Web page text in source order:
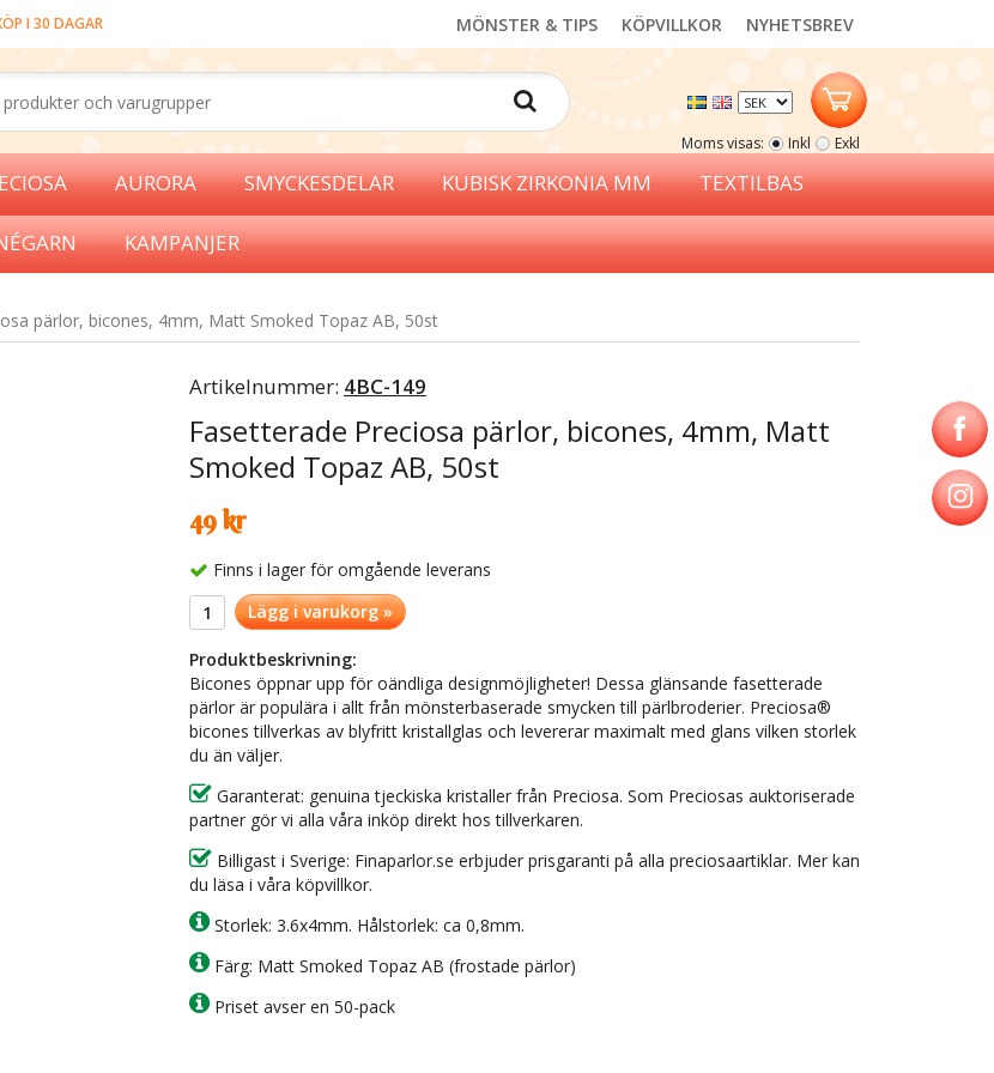
I 30 DAGAR NYHETSBREV
KÖPVILLKOR
MÖNSTER & TIPS
Moms visas: Inkl Exkl
AURORA SMYCKESDELAR KUBISK ZIRKONIA MM TEXTILBAS
KAMPANJER
pärlor, bicones, 4mm, Matt Smoked Topaz AB, 50st
Artikelnummer: 4BC-149
Fasetterade Preciosa pärlor, bicones, 4mm, Matt
Smoked Topaz AB, 50st
49 kr
Finns i lager för omgående leverans
Lägg i varukorg »
Produktbeskrivning:
Bicones öppnar upp för oändliga designmöjligheter! Dessa glänsande fasetterade
pärlor är populära i allt från mönsterbaserade smycken till pärlbroderier. Preciosa®
bicones tillverkas av blyfritt kristallglas och levererar maximalt med glans vilken storlek
du än väljer.
Garanterat: genuina tjeckiska kristaller från Preciosa. Som Preciosas auktoriserade
partner gör vi alla våra inköp direkt hos tillverkaren.
Billigast i Sverige: Finaparlor.se erbjuder prisgaranti på alla preciosaartiklar. Mer kan
du läsa i våra köpvillkor.
Storlek: 3.6x4mm. Hålstorlek: ca 0,8mm.
Färg: Matt Smoked Topaz AB (frostade pärlor)
Priset avser en 50-pack